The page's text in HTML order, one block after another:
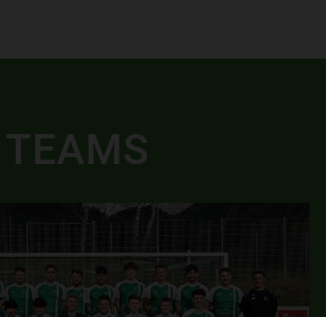
TEAMS